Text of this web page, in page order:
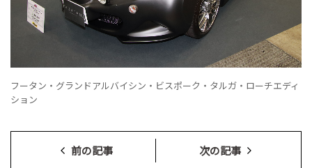
フータン・グランドアルバイシン・ビスポーク・タルガ・ローチエディ
ション
前の記事 次の記事